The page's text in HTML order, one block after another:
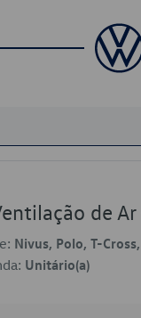
de
Nivus, Polo, T-
Unitário(a)